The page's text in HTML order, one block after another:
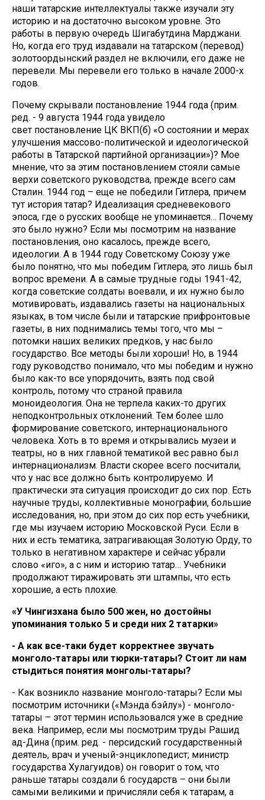
наши татарские интеллектуалы также изучали эту
историю и на достаточно высоком уровне. Это
работы в первую очередь Шигабутдина Марджани.
Но, когда его труд издавали на татарском (перевод)
золотоордынский раздел не включили, его даже не
перевели. Мы перевели его только в начале 2000-х
годов.
Почему скрывали постановление 1944 года (прим.
ред. - 9 августа 1944 года увидело
свет постановление ЦК ВКП(б) «О состоянии и мерах
улучшения массово-политической и идеологической
работы в Татарской партийной организации»)? Мое
мнение, что за этим постановлением стояли самые
верхи советского руководства, прежде всего сам
Сталин. 1944 год – еще не победили Гитлера, причем
тут история татар? Идеализация средневекового
эпоса, где о русских вообще не упоминается… Почему
это было нужно? Если мы посмотрим на название
постановления, оно касалось, прежде всего,
идеологии. А в 1944 году Советскому Союзу уже
было понятно, что мы победим Гитлера, это лишь был
вопрос времени. А в самые трудные годы 1941-42,
когда советские солдаты воевали, и их нужно было
мотивировать, издавались газеты на национальных
языках, в том числе были и татарские прифронтовые
газеты, в них поднимались темы того, что мы –
потомки наших великих предков, у нас было
государство. Все методы были хороши! Но, в 1944
году руководство понимало, что мы победим и нужно
было как-то все упорядочить, взять под свой
контроль, потому что страной правила
моноидеология. Она не терпела каких-то других
неподконтрольных отклонений. Тем более шло
формирование советского, интернационального
человека. Хоть в то время и открывались музеи и
театры, но в них главной тематикой вес равно был
интернационализм. Власти скорее всего посчитали,
что у нас все должно быть контролируемо. И
практически эта ситуация происходит до сих пор. Есть
научные труды, коллективные монографии, большие
исследования, но, при этом до сих пор есть учебники,
где мы изучаем историю Московской Руси. Если в
них и есть тематика, затрагивающая Золотую Орду, то
только в негативном характере и сейчас убрали
слово «иго», а с ним и историю татар… Учебники
продолжают тиражировать эти штампы, что есть
хорошие, а есть плохие.
«У Чингизхана было 500 жен, но достойны
упоминания только 5 и среди них 2 татарки»
- А как все-таки будет корректнее звучать
монголо-татары или тюрки-татары? Стоит ли нам
стыдиться понятия монголы-татары?
- Как возникло название монголо-татары? Если мы
посмотрим источники («Мэнда бэйлу») - монголо-
татары – этот термин использовался уже в средние
века. Например, если мы посмотрим труды Рашид
ад-Дина (прим. ред. - персидский государственный
деятель, врач и ученый-энциклопедист; министр
государства Хулагуидов) он говорит о том, что
раньше татары создали 6 государств – они были
самыми великими и причисляли себя к татарам, а